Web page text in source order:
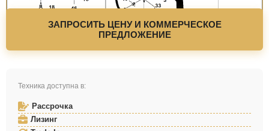
ЗАПРОСИТЬ ЦЕНУ И КОММЕРЧЕСКОЕ
ПРЕДЛОЖЕНИЕ
Техника доступна в:
Рассрочка
Лизинг